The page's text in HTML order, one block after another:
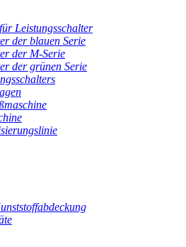
Leistungsschalter
der blauen Serie
der M-Serie
der grünen Serie